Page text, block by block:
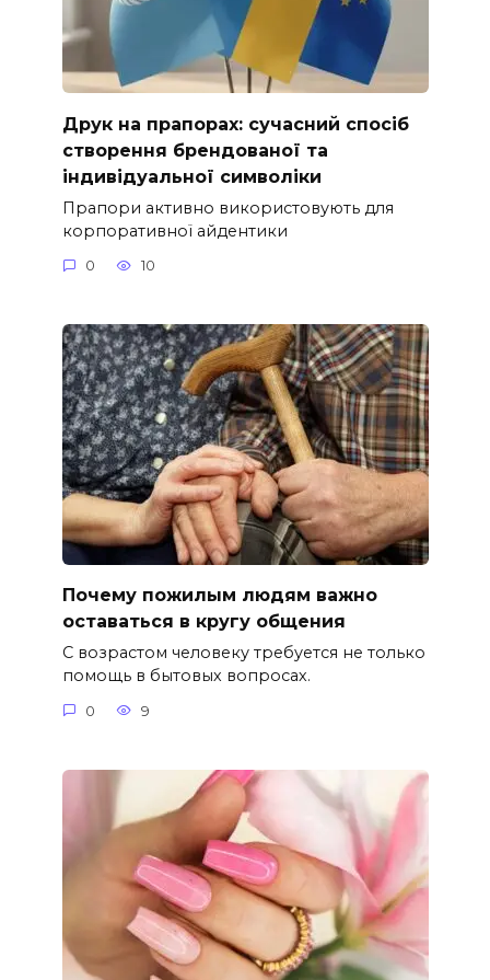
Друк на прапорах: сучасний спосіб
створення брендованої та
індивідуальної символіки
Прапори активно використовують для
корпоративної айдентики
0 10
Почему пожилым людям важно
оставаться в кругу общения
С возрастом человеку требуется не только
помощь в бытовых вопросах.
0 9